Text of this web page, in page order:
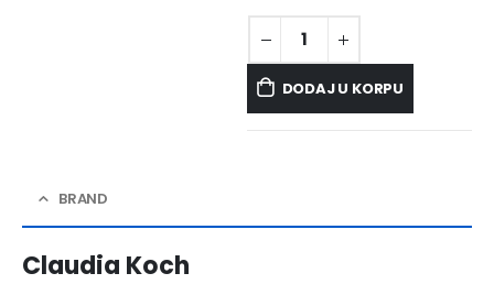
DODAJ U KORPU
BRAND
Claudia Koch